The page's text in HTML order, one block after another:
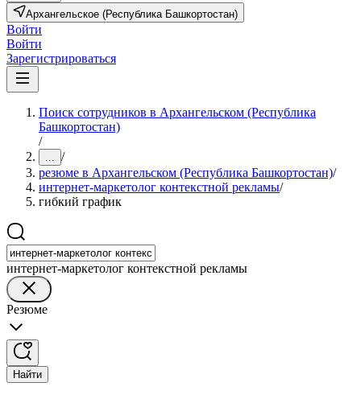
Архангельское (Республика Башкортостан)
Войти
Войти
Зарегистрироваться
Поиск сотрудников в Архангельском (Республика
Башкортостан)
/
... /
резюме в Архангельском (Республика Башкортостан)/
интернет-маркетолог контекстной рекламы/
гибкий график
интернет-маркетолог контекстной рекламы
Резюме
Найти